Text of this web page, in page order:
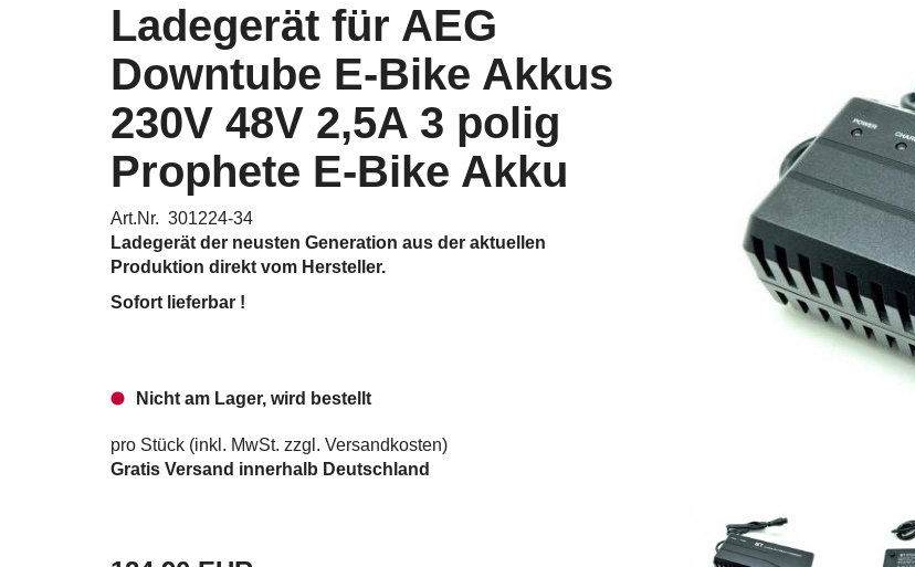
Ladegerät für AEG
Downtube E-Bike Akkus
230V 48V 2,5A 3 polig
Prophete E-Bike Akku
Art.Nr. 301224-34
Ladegerät der neusten Generation aus der aktuellen
Produktion direkt vom Hersteller.
Sofort lieferbar !
Nicht am Lager, wird bestellt
pro Stück (inkl. MwSt. zzgl. Versandkosten)
Gratis Versand innerhalb Deutschland